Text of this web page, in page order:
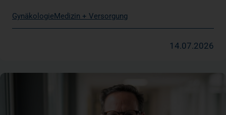
GynäkologieMedizin + Versorgung
14.07.2026